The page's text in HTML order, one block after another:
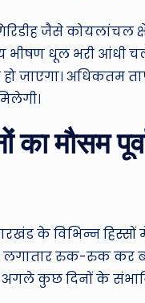
जैसे कोयलांचल
भीषण धूल भरी आंधी
जाएगा। अधिकतम
का मौसम
के विभिन्न
में लगातार रुक-रुक कर
कुछ दिनों के